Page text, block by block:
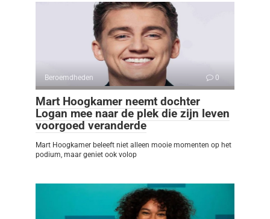
Beroemdheden 0
Mart Hoogkamer neemt dochter
Logan mee naar de plek die zijn leven
voorgoed veranderde
Mart Hoogkamer beleeft niet alleen mooie momenten op het
podium, maar geniet ook volop